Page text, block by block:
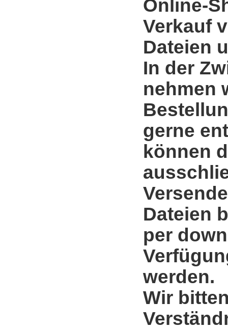
Online-
Verkauf
Dateien
In der
nehmen
gerne
können
Dateien
per
werden.
Wir